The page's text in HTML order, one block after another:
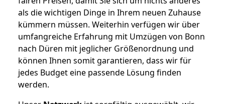
als die wichtigen Dinge in Ihrem neuen Zuhause
kümmern müssen. Weiterhin verfügen wir über
umfangreiche Erfahrung mit Umzügen von Bonn
nach Düren mit jeglicher Größenordnung und
können Ihnen somit garantieren, dass wir für
jedes Budget eine passende Lösung finden
werden.